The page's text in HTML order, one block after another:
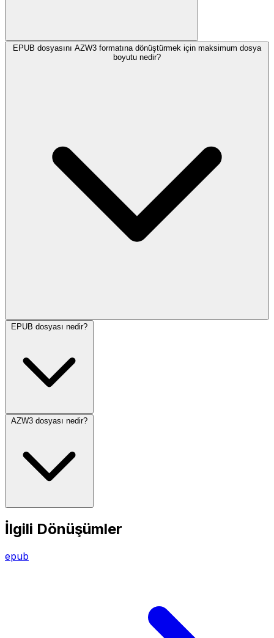
EPUB dosyasını AZW3 formatına dönüştürmek için maksimum dosya
boyutu nedir?
EPUB dosyası nedir?
AZW3 dosyası nedir?
İlgili Dönüşümler
epub